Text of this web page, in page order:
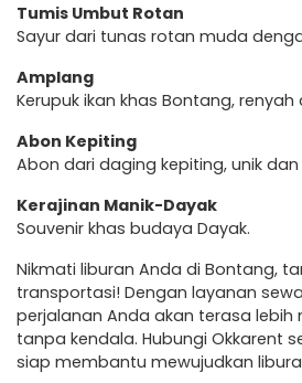
Tumis Umbut Rotan
Sayur dari tunas rotan muda
Amplang
Kerupuk ikan khas Bontang, renyah
Abon Kepiting
Abon dari daging kepiting, unik dan
Kerajinan Manik-Dayak
Souvenir khas budaya Dayak.
Nikmati liburan Anda di Bontang,
transportasi! Dengan layanan
perjalanan Anda akan terasa
tanpa kendala. Hubungi Okkarent
siap membantu mewujudkan